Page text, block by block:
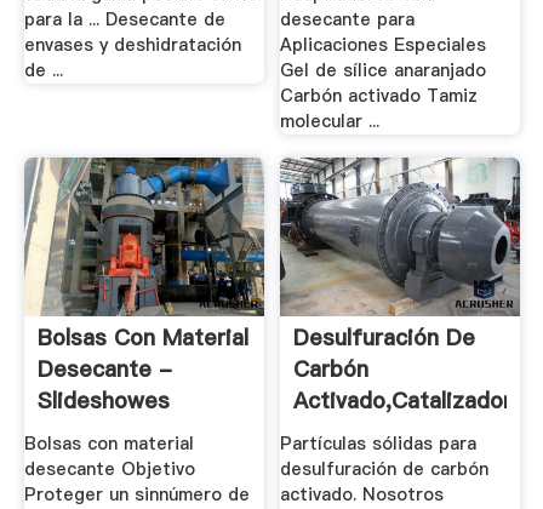
para la ... Desecante de
envases y deshidratación
de ...
desecante para
Aplicaciones Especiales
Gel de sílice anaranjado
Carbón activado Tamiz
molecular ...
Bolsas Con Material
Desecante -
Slideshowes
Bolsas con material
desecante Objetivo
Proteger un sinnúmero de
Desulfuración De
Carbón
Activado,Catalizador
De .
Partículas sólidas para
desulfuración de carbón
activado. Nosotros